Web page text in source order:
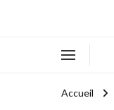
Accueil